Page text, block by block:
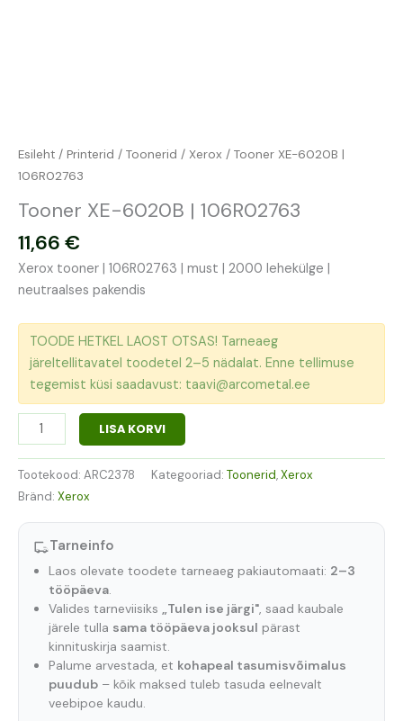
Esileht / Printerid / Toonerid / Xerox / Tooner XE-6020B |
106R02763
Tooner XE-6020B | 106R02763
11,66 €
Xerox tooner | 106R02763 | must | 2000 lehekülge |
neutraalses pakendis
TOODE HETKEL LAOST OTSAS! Tarneaeg
järeltellitavatel toodetel 2–5 nädalat. Enne tellimuse
tegemist küsi saadavust: taavi@arcometal.ee
LISA KORVI
Tootekood: ARC2378 Kategooriad: Toonerid,Xerox
Bränd: Xerox
Tarneinfo
Laos olevate toodete tarneaeg pakiautomaati: 2–3
tööpäeva.
Valides tarneviisiks „Tulen ise järgi", saad kaubale
järele tulla sama tööpäeva jooksul pärast
kinnituskirja saamist.
Palume arvestada, et kohapeal tasumisvõimalus
puudub– kõik maksed tuleb tasuda eelnevalt
veebipoe kaudu.